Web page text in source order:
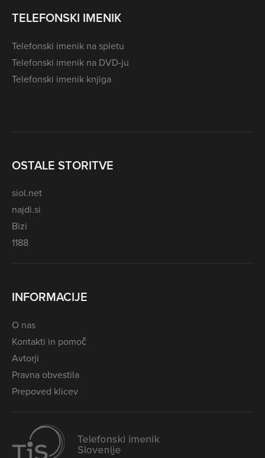
TELEFONSKI IMENIK
Telefonski imenik na spletu
Telefonski imenik na DVD-ju
Telefonski imenik knjiga
OSTALE STORITVE
siol.net
najdi.si
Bizi
1188
INFORMACIJE
O nas
Kontakti in pomoč
Avtorji
Pravna obvestila
Prepoved klicev